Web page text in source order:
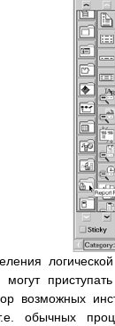
могут
возможных
обычных